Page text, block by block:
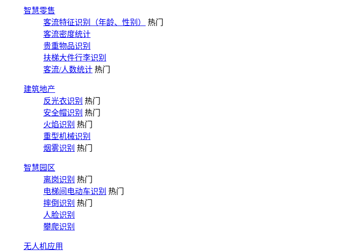
智慧零售
客流特征识别（年龄、性别）
热门
客流密度统计
贵重物品识别
扶梯大件行李识别
客流/人数统计 热门
建筑地产
反光衣识别 热门
安全帽识别 热门
火焰识别 热门
重型机械识别
烟雾识别 热门
智慧园区
离岗识别 热门
电梯间电动车识别 热门
摔倒识别 热门
人脸识别
攀爬识别
无人机应用